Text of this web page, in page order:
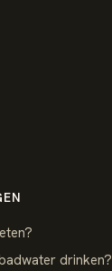
drinken?